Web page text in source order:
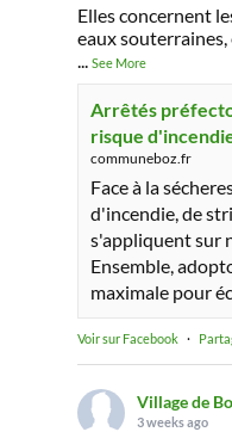
Elles concernent
eaux souterraines,
... See More
Arrêtés
risque
communeboz.fr
Face à la
d'incendie, de
s'appliquent sur
Ensemble,
maximale pour
Voir sur Facebook ·
Village de
3 weeks ago